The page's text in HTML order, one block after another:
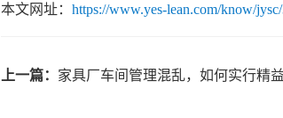
本文网址： https://www.yes-lean.com/know/
上一篇： 家具厂车间管理混乱，如何实行精益